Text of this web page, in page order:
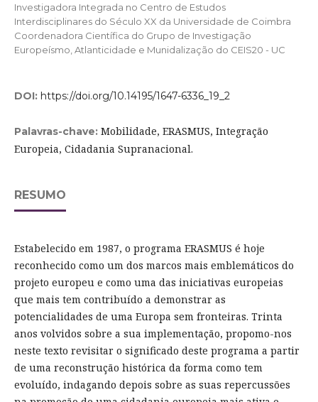
Investigadora Integrada no Centro de Estudos
Interdisciplinares do Século XX da Universidade de Coimbra
Coordenadora Científica do Grupo de Investigação
Europeísmo, Atlanticidade e Munidalização do CEIS20 - UC
DOI: https://doi.org/10.14195/1647-6336_19_2
Palavras-chave: Mobilidade, ERASMUS, Integração
Europeia, Cidadania Supranacional.
RESUMO
Estabelecido em 1987, o programa ERASMUS é hoje
reconhecido como um dos marcos mais emblemáticos do
projeto europeu e como uma das iniciativas europeias
que mais tem contribuído a demonstrar as
potencialidades de uma Europa sem fronteiras. Trinta
anos volvidos sobre a sua implementação, propomo-nos
neste texto revisitar o significado deste programa a partir
de uma reconstrução histórica da forma como tem
evoluído, indagando depois sobre as suas repercussões